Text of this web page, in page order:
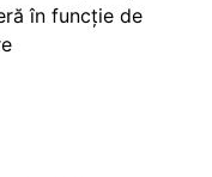
în funcție de